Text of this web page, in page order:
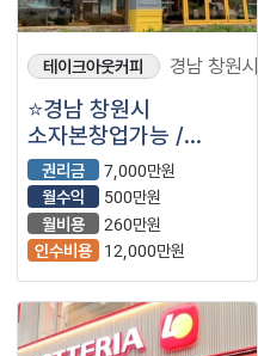
테이크아웃커피 경남 창원시
⭐경남 창원시
소자본창업가능 /
권리1억이하 ?! / ＂
메가커피＂⭐
권리금
7,000만원
월수익
500만원
월비용
260만원
인수비용
12,000만원